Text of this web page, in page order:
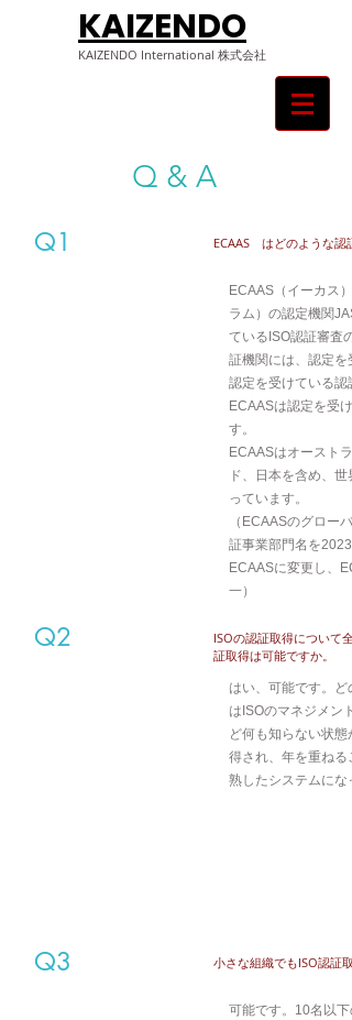
KAIZENDO
KAIZENDO ​International 株式会社
Q & A
Q1 ​ECAAS はどのような認
ECAAS（イーカス
ラム）の認定機関
ているISO認証審査
証機関には、認定を
認定を受けている認
ECAASは認定を受
す。
ECAASはオースト
ド、日本を含め、
っています。
（ECAASのグロー
証事業部門名を
ECAASに変更し、
一）
Q2
​ISOの認証取得について
証取得は可能ですか。
はい、可能です。ど
はISOのマネジメン
ど何も知らない状態
得され、年を重ねる
熟したシステムにな
Q3 小さな組織でもISO認証
可能です。10名以